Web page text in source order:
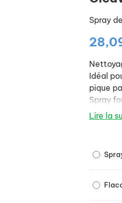
Spray
Idéal
pique
Spray
Lire la